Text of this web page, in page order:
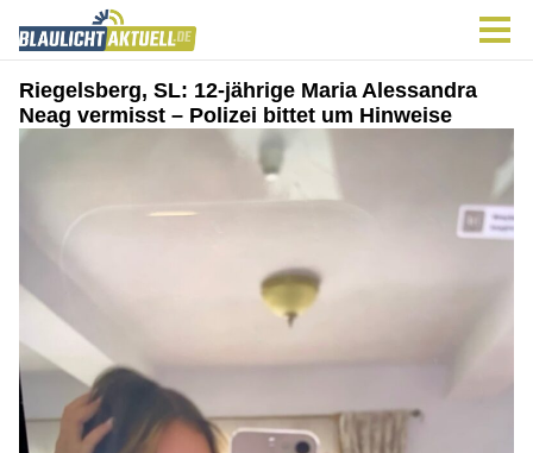
Riegelsberg, SL: 12-jährige Maria Alessandra
Neag vermisst – Polizei bittet um Hinweise